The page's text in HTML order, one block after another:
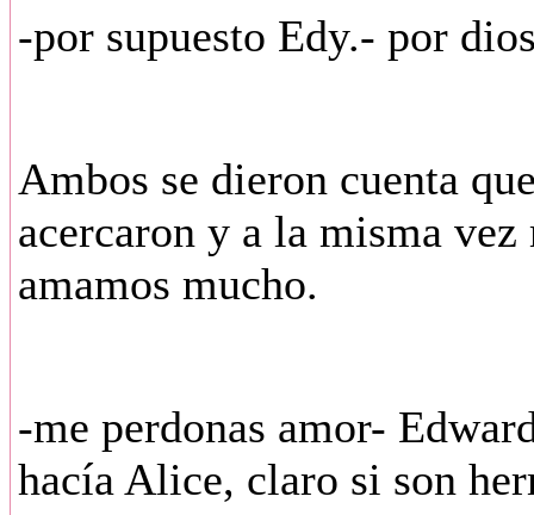
-por supuesto Edy.- por
Ambos se dieron cuenta
acercaron y a la misma
amamos mucho.
-me perdonas amor-
hacía Alice, claro si son